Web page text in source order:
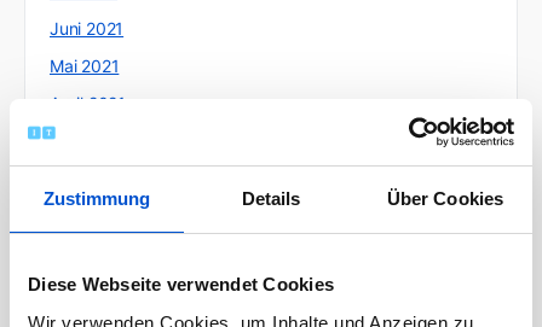
Zustimmung Details Über Cookies
Diese Webseite verwendet Cookies
Wir verwenden Cookies, um Inhalte und Anzeigen zu
Juni 2021
Mai 2021
April 2021
März 2021
Januar 2021
November 2020